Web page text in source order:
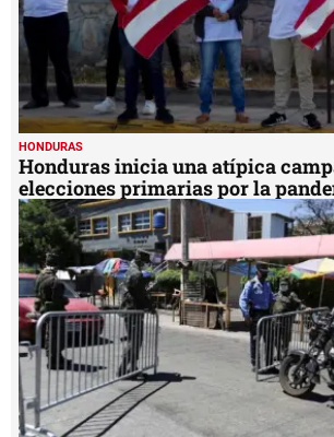
HONDURAS
Honduras inicia una atípica
elecciones primarias por la